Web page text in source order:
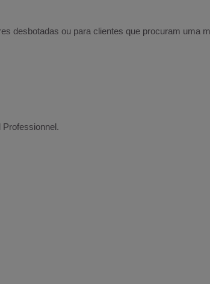
desbotadas ou para clientes que procuram uma